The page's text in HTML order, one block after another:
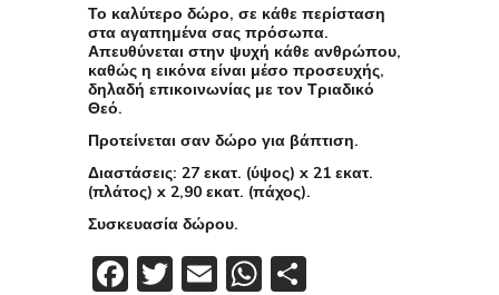
Το καλύτερο δώρο, σε κάθε περίσταση
στα αγαπημένα σας πρόσωπα.
Απευθύνεται στην ψυχή κάθε ανθρώπου,
καθώς η εικόνα είναι μέσο προσευχής,
δηλαδή επικοινωνίας με τον Τριαδικό
Θεό.
Προτείνεται σαν δώρο για βάπτιση.
Διαστάσεις: 27 εκατ. (ύψος) x 21 εκατ.
(πλάτος) x 2,90 εκατ. (πάχος).
Συσκευασία δώρου.
Facebook
Twitter
EmailWhatsApp